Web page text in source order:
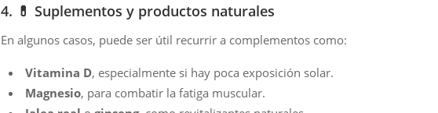
4. 💊 Suplementos y productos naturales
En algunos casos, puede ser útil recurrir a complementos como:
Vitamina D, especialmente si hay poca exposición solar.
Magnesio, para combatir la fatiga muscular.